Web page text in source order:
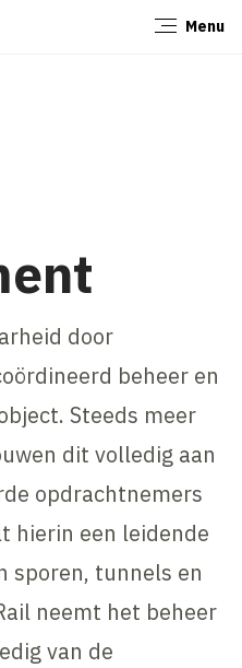
Menu
door
beheer en
Steeds meer
dit volledig aan
opdrachtnemers
hierin een leidende
sporen, tunnels en
neemt het beheer
van de
Sluiten